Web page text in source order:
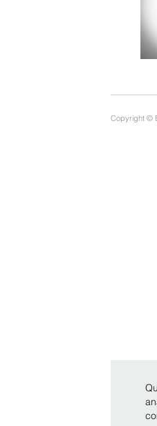
Copyright ©